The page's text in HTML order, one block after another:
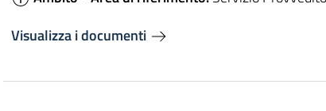
Visualizza i documenti